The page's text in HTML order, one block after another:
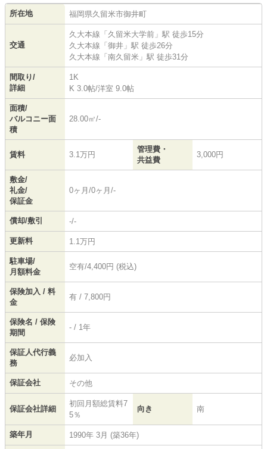
所在地 福岡県久留米市御井町
交通
久大本線 「久留米大学前 」駅 徒歩15分
久大本線 「御井 」駅 徒歩26分
久大本線 「南久留米 」駅 徒歩31分
間取り/
詳細
1K
K 3.0帖/洋室 9.0帖
面積/
バルコニー面
積
28.00㎡/-
賃料 3.1万円
管理費・
共益費
3,000円
敷金/
礼金/
保証金
0ヶ月/0ヶ月/-
償却/敷引 -/-
更新料 1.1万円
駐車場/
月額料金
空有/4,400円 (税込)
保険加入 / 料
金
有 / 7,800円
保険名 / 保険
期間
- / 1年
保証人代行義
務
必加入
保証会社 その他
保証会社詳細
初回月額総賃料7
5％
向き 南
築年月 1990年 3月 (築36年)